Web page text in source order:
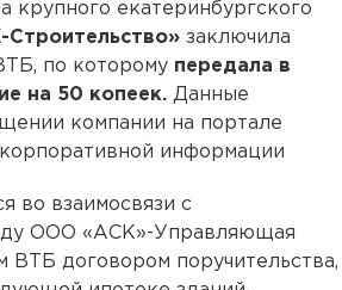
крупного екатеринбургского
Строительство» заключила
по которому передала в
на 50 копеек. Данные
компании на портале
информации
во взаимосвязи с
ООО «АСК»-Управляющая
ВТБ договором поручительства,